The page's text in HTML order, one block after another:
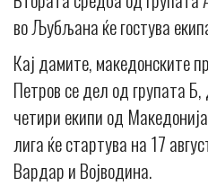
во Љубљана ќе гостува
Кај дамите, македонските
Петров се дел од групата
четири екипи од
лига ќе стартува на 17
Вардар и Војводина.